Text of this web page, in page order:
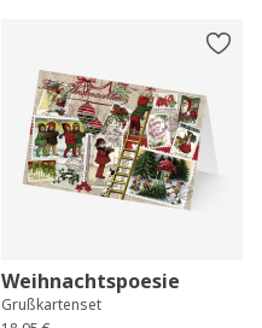
Weihnachtspoesie
Grußkartenset